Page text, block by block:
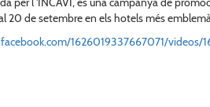
20 de setembre en els hotels més
1626019337667071/videos/